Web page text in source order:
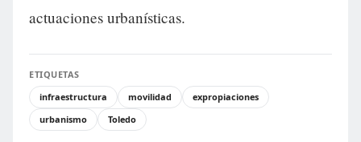
actuaciones urbanísticas.
ETIQUETAS
infraestructura
movilidad
expropiaciones
urbanismo
Toledo